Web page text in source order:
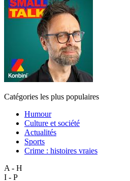
Catégories les plus populaires
Humour
Culture et société
Actualités
Sports
Crime : histoires vraies
A - H
I - P